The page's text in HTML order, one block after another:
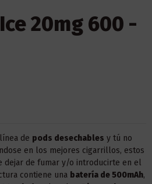
20mg 600 -
de pods desechables y tú no
en los mejores cigarrillos, estos
dejar de fumar y/o introducirte en el
contiene una batería de 500mAh,